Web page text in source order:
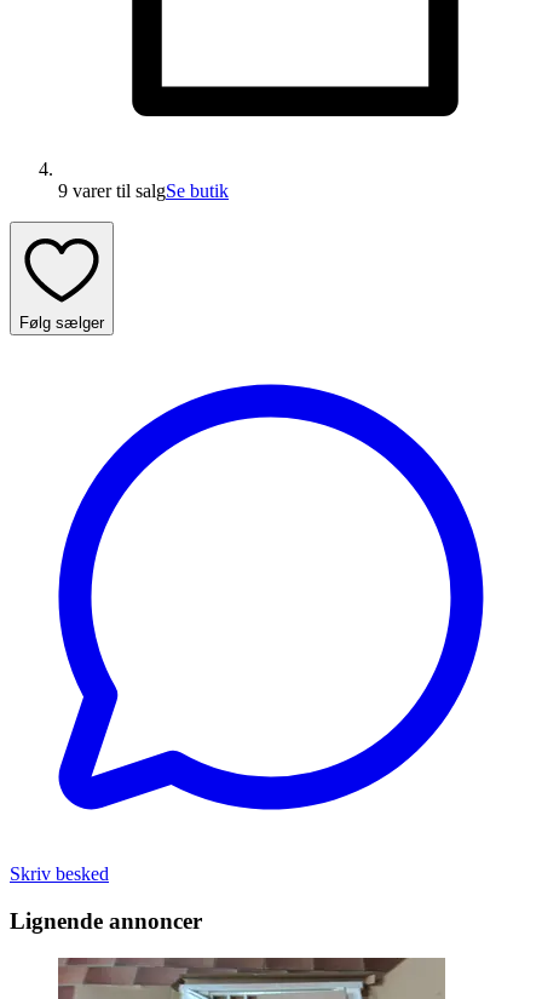
9 varertil salgSe butik
Følg sælger
Skriv besked
Lignende annoncer